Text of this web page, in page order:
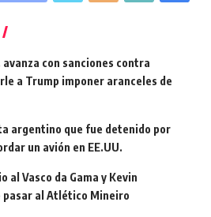
avanza con sanciones contra
a Trump imponer aranceles de
argentino que fue detenido por
un avión en EE.UU.
al Vasco da Gama y Kevin
pasar al Atlético Mineiro